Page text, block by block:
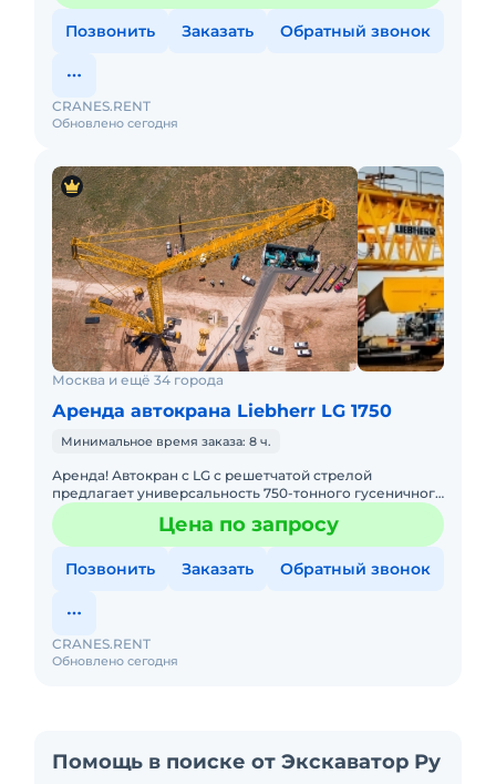
Позвонить Заказать Обратный звонок
Обновлено сегодня
CRANES.RENT
Москва и ещё 34 города
Аренда автокрана Liebherr LG 1750
Минимальное время заказа: 8 ч.
Аренда! Автокран с LG с решетчатой стрелой
предлагает универсальность 750-тонного гусеничного
крана в сочетании с мобильностью быстроходного
автокрана. LIEBHER
Цена по запросу
Позвонить Заказать Обратный звонок
Обновлено сегодня
CRANES.RENT
Помощь в поиске от Экскаватор Ру